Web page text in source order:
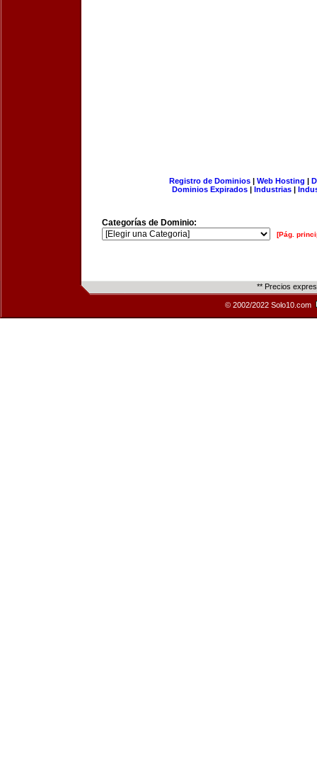
Registro de Dominios| Web Hosting |
Dominios Expirados | Industrias |
Categorías de Dominio:
[Pág.
** Precios
© 2002/2022 Solo10.com